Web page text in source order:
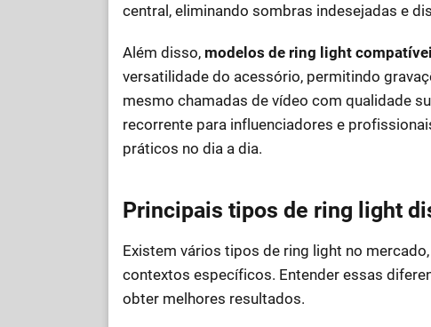
central, eliminando sombras indesejadas e
Além disso, modelos de ring light
versatilidade do acessório, permitindo
mesmo chamadas de vídeo com qualidade
recorrente para influenciadores e
práticos no dia a dia.
Principais tipos de ring light
Existem vários tipos de ring light no
contextos específicos. Entender essas
obter melhores resultados.